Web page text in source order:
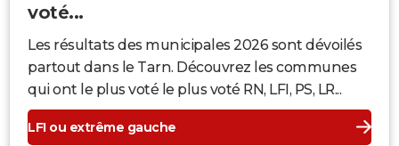
voté...
Les résultats des municipales 2026 sont dévoilés
partout dans le Tarn. Découvrez les communes
qui ont le plus voté le plus voté RN, LFI, PS, LR...
LFI ou extrême gauche